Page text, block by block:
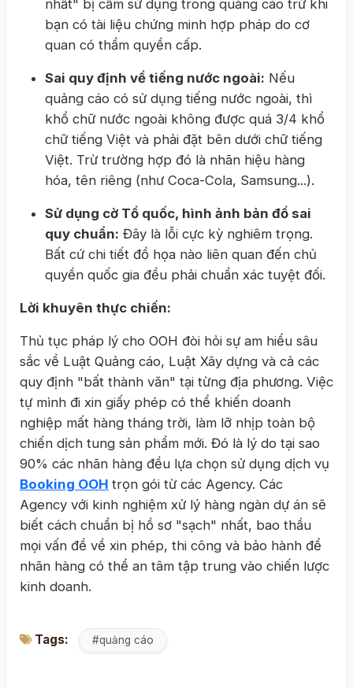
nhất" bị cấm sử dụng trong quảng cáo trừ khi
bạn có tài liệu chứng minh hợp pháp do cơ
quan có thẩm quyền cấp.
Sai quy định về tiếng nước ngoài: Nếu
quảng cáo có sử dụng tiếng nước ngoài, thì
khổ chữ nước ngoài không được quá 3/4 khổ
chữ tiếng Việt và phải đặt bên dưới chữ tiếng
Việt. Trừ trường hợp đó là nhãn hiệu hàng
hóa, tên riêng (như Coca-Cola, Samsung...).
Sử dụng cờ Tổ quốc, hình ảnh bản đồ sai
quy chuẩn: Đây là lỗi cực kỳ nghiêm trọng.
Bất cứ chi tiết đồ họa nào liên quan đến chủ
quyền quốc gia đều phải chuẩn xác tuyệt đối.
Lời khuyên thực chiến:
Thủ tục pháp lý cho OOH đòi hỏi sự am hiểu sâu
sắc về Luật Quảng cáo, Luật Xây dựng và cả các
quy định "bất thành văn" tại từng địa phương. Việc
tự mình đi xin giấy phép có thể khiến doanh
nghiệp mất hàng tháng trời, làm lỡ nhịp toàn bộ
chiến dịch tung sản phẩm mới. Đó là lý do tại sao
90% các nhãn hàng đều lựa chọn sử dụng dịch vụ
Booking OOH trọn gói từ các Agency. Các
Agency với kinh nghiệm xử lý hàng ngàn dự án sẽ
biết cách chuẩn bị hồ sơ "sạch" nhất, bao thầu
mọi vấn đề về xin phép, thi công và bảo hành để
nhãn hàng có thể an tâm tập trung vào chiến lược
kinh doanh.
Tags: #quảng cáo